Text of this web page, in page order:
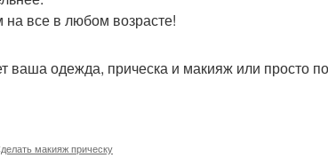
все в любом возрасте!
ваша одежда, прическа и макияж или просто
макияж прическу